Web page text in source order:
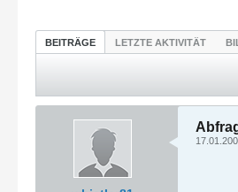
BEITRÄGE LETZTE AKTIVITÄT